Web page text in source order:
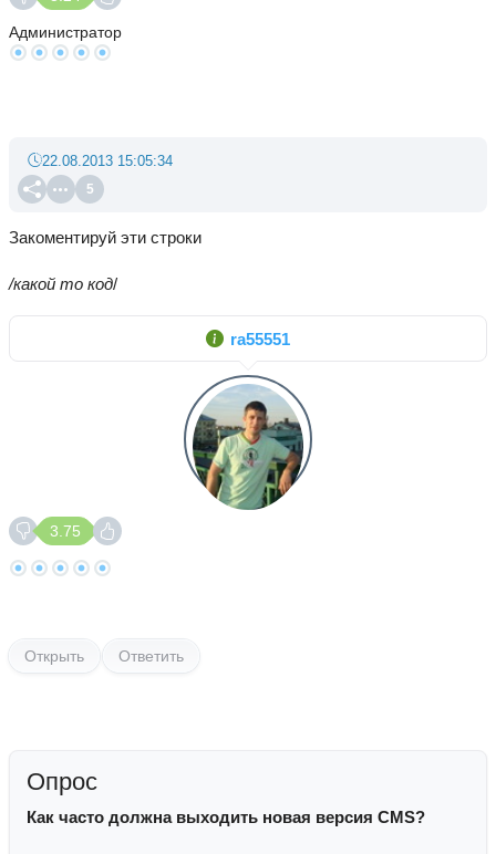
Администратор
5
22.08.2013 15:05:34
Закоментируй эти строки
/какой то код/
ra55551
3.75
Открыть Ответить
Опрос
Как часто должна выходить новая версия CMS?